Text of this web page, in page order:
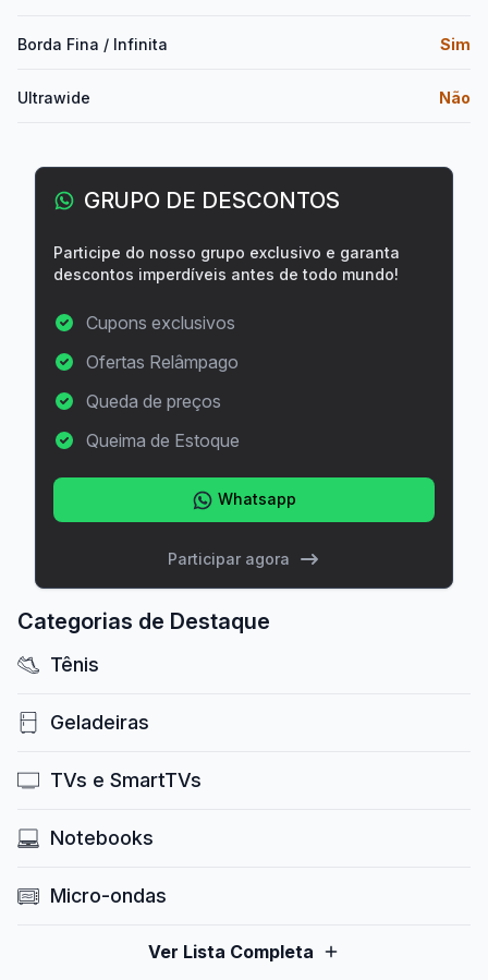
Borda Fina / Infinita Sim
Ultrawide Não
GRUPO DE DESCONTOS
Participe do nosso grupo exclusivo e garanta
descontos imperdíveis antes de todo mundo!
Cupons exclusivos
Ofertas Relâmpago
Queda de preços
Queima de Estoque
Whatsapp
Participar agora
Categorias de Destaque
Tênis
Geladeiras
TVs e SmartTVs
Notebooks
Micro-ondas
Ver Lista Completa